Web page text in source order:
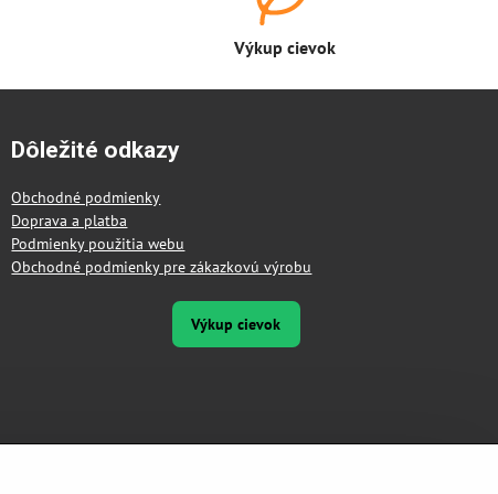
Výkup cievok
Dôležité odkazy
Obchodné podmienky
Doprava a platba
Podmienky použitia webu
Obchodné podmienky pre zákazkovú výrobu
Výkup cievok